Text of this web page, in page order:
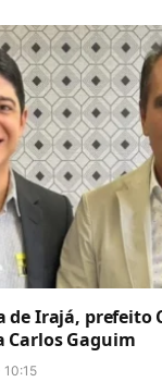
de Irajá, prefeito
Carlos Gaguim
10:15